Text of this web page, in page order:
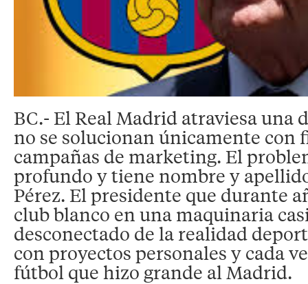
BC.- El Real Madrid atraviesa una
no se solucionan únicamente con
campañas de marketing. El
profundo y tiene nombre y
Pérez. El presidente que durante
club blanco en una maquinaria
desconectado de la realidad
con proyectos personales y cada
fútbol que hizo grande al Madrid.